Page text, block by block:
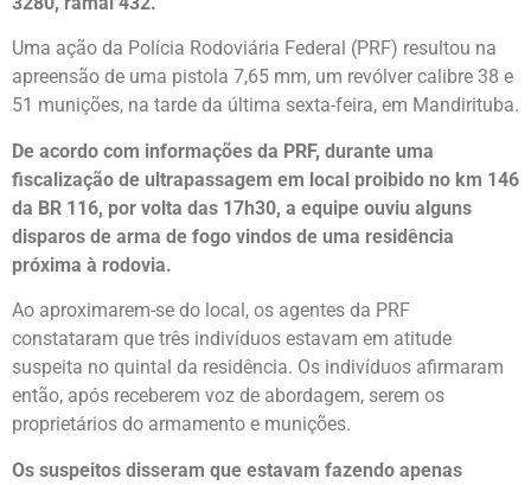
Uma ação da Polícia Rodoviária Federal (PRF) resultou na
apreensão de uma pistola 7,65 mm, um revólver calibre 38 e
51 munições, na tarde da última sexta-feira, em Mandirituba.
De acordo com informações da PRF, durante uma
fiscalização de ultrapassagem em local proibido no km 146
da BR 116, por volta das 17h30, a equipe ouviu alguns
disparos de arma de fogo vindos de uma residência
próxima à rodovia.
Ao aproximarem-se do local, os agentes da PRF
constataram que três indivíduos estavam em atitude
suspeita no quintal da residência. Os indivíduos afirmaram
então, após receberem voz de abordagem, serem os
proprietários do armamento e munições.
Os suspeitos disseram que estavam fazendo apenas